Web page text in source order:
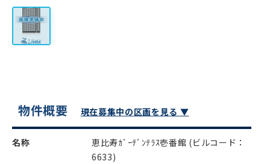
物件概要 現在募集中の区画を見る ▼
名称 恵比寿ｶﾞｰﾃﾞﾝﾃﾗｽ壱番館 (ビルコード：
6633)